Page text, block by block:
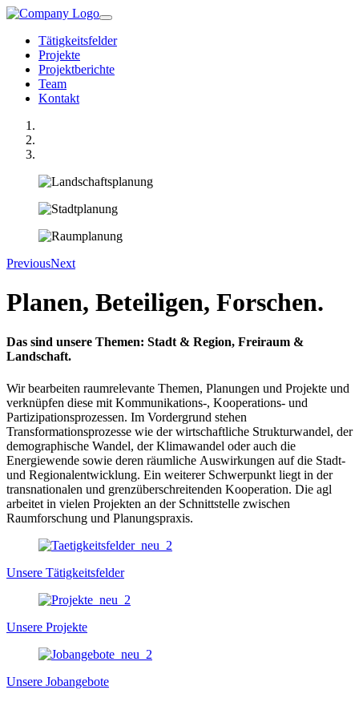
Tätigkeitsfelder
Projekte
Projektberichte
Team
Kontakt
PreviousNext
Planen, Beteiligen, Forschen.
Das sind unsere Themen: Stadt & Region, Freiraum &
Landschaft.
Wir bearbeiten raumrelevante Themen, Planungen und Projekte und
verknüpfen diese mit Kommunikations-, Kooperations- und
Partizipationsprozessen. Im Vordergrund stehen
Transformationsprozesse wie der wirtschaftliche Strukturwandel, der
demographische Wandel, der Klimawandel oder auch die
Energiewende sowie deren räumliche Auswirkungen auf die Stadt-
und Regionalentwicklung. Ein weiterer Schwerpunkt liegt in der
transnationalen und grenzüberschreitenden Kooperation. Die agl
arbeitet in vielen Projekten an der Schnittstelle zwischen
Raumforschung und Planungspraxis.
Unsere Tätigkeitsfelder
Unsere Projekte
Unsere Jobangebote